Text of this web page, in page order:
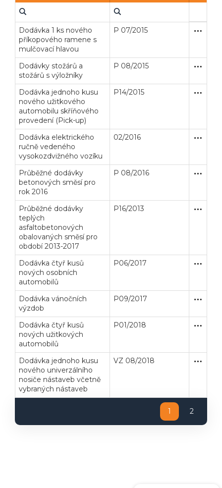
Dodávka 1 ks nového
příkopového ramene s
mulčovací hlavou
P 07/2015
Dodávky stožárů a
stožárů s výložníky
P 08/2015
Dodávka jednoho kusu
nového užitkového
automobilu skříňového
provedení (Pick-up)
P14/2015
Dodávka elektrického
ručně vedeného
vysokozdvižného vozíku
02/2016
Průběžné dodávky
betonových směsí pro
rok 2016
P 08/2016
Průběžné dodávky
teplých
asfaltobetonových
obalovaných směsí pro
období 2013-2017
P16/2013
Dodávka čtyř kusů
nových osobních
automobilů
P06/2017
Dodávka vánočních
výzdob
P09/2017
Dodávka čtyř kusů
nových užitkových
automobilů
P01/2018
Dodávka jednoho kusu
nového univerzálního
nosiče nástaveb včetně
vybraných nástaveb
VZ 08/2018
1 2